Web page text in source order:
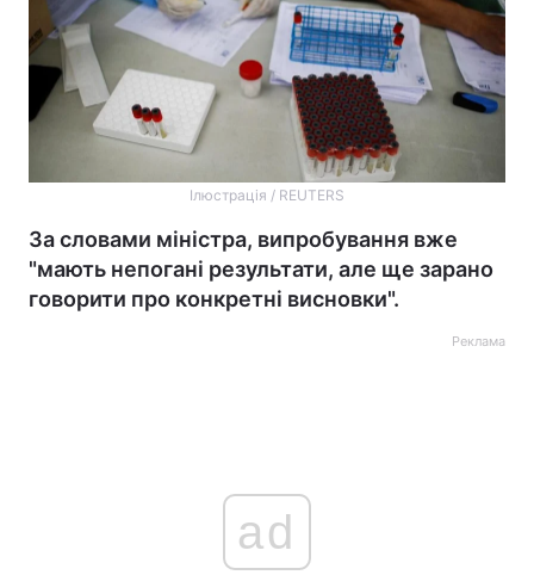
Ілюстрація / REUTERS
За словами міністра, випробування вже
"мають непогані результати, але ще зарано
говорити про конкретні висновки".
Реклама
ad